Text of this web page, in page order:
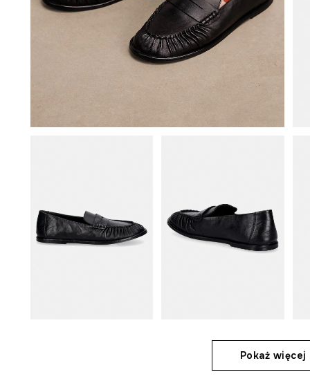
Pokaż więcej